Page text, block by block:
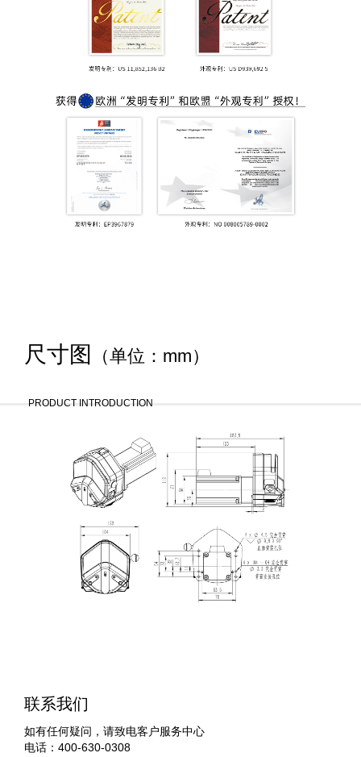
尺寸图 （单位：mm）
PRODUCT INTRODUCTION
联系我们
如有任何疑问，请致电客户服务中心
电话：400-630-0308